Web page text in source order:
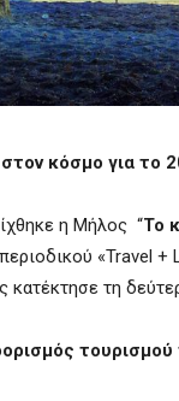
κόσμο για το
η Μήλος “Το
περιοδικού
τη
τουρισμού